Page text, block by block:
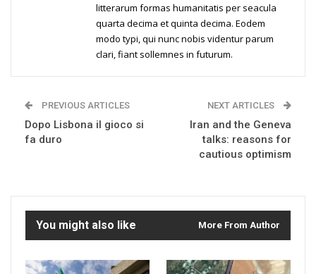
litterarum formas humanitatis per seacula
quarta decima et quinta decima. Eodem
modo typi, qui nunc nobis videntur parum
clari, fiant sollemnes in futurum.
PREVIOUS ARTICLES
Dopo Lisbona il gioco si
fa duro
NEXT ARTICLES
Iran and the Geneva
talks: reasons for
cautious optimism
You might also like More From Author